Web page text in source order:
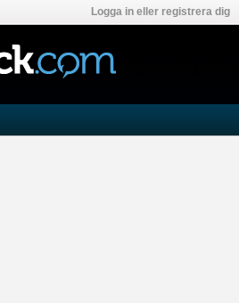
Logga in eller registrera dig